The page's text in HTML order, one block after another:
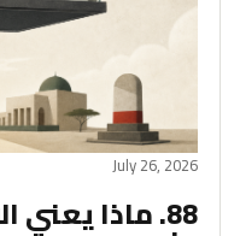
July 26, 2026
88. ماذا يعني